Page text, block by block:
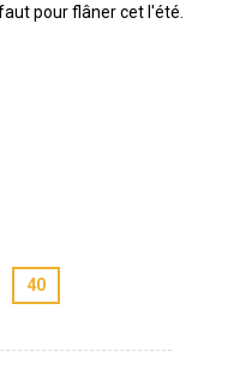
pour flâner cet l'été.
40